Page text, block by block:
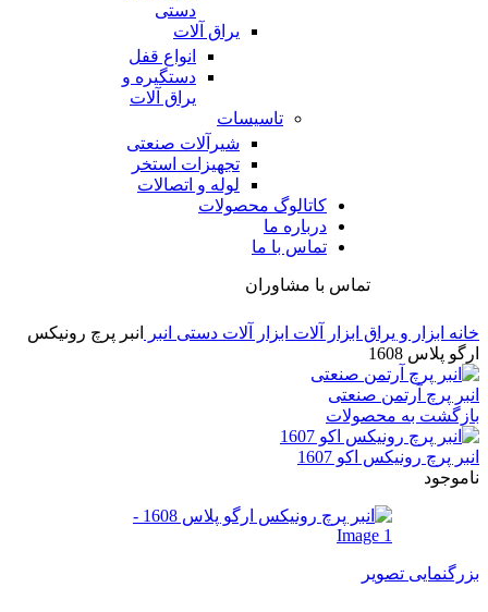
دستی
یراق آلات
انواع قفل
دستگیره و
یراق آلات
تاسیسات
شیرآلات صنعتی
تجهیزات استخر
لوله و اتصالات
کاتالوگ محصولات
درباره ما
تماس با ما
تماس با مشاوران
خانه ابزار و یراق ابزار آلات ابزار آلات دستی انبر
انبر پرچ رونیکس
ارگو پلاس 1608
انبر پرچ آرتمن صنعتی
بازگشت به محصولات
انبر پرچ رونیکس اکو 1607
ناموجود
بزرگنمایی تصویر